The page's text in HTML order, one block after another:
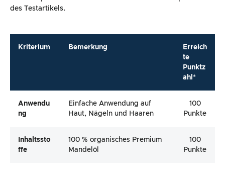
des Testartikels.
Kriterium Bemerkung
Erreich
te
Punktz
ahl*
Anwendu
Ng
Einfache Anwendung auf
Haut, Nägeln und Haaren
100
Punkte
Inhaltssto
Ffe
100 % organisches Premium
Mandelöl
100
Punkte